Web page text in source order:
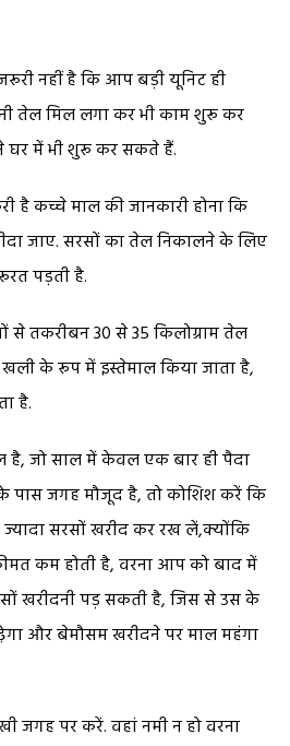
नहीं है कि आप बड़ी यूनिट ही
तेल मिल लगा कर भी काम शुरू कर
में भी शुरू कर सकते हैं.
कच्चे माल की जानकारी होना कि
जाए. सरसों का तेल निकालने के लिए
पड़ती है.
से तकरीबन 30 से 35 किलोग्राम तेल
के रूप में इस्तेमाल किया जाता है,
है.
जो साल में केवल एक बार ही पैदा
पास जगह मौजूद है, तो कोशिश करें कि
ज्यादा सरसों खरीद कर रख लें,क्योंकि
कम होती है, वरना आप को बाद में
खरीदनी पड़ सकती है, जिस से उस के
और बेमौसम खरीदने पर माल महंगा
जगह पर करें. वहां नमी न हो वरना